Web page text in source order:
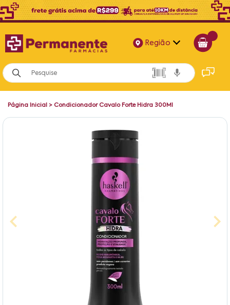
Região
Alagoas
Bahia
Página Inicial > Condicionador Cavalo Forte Hidra 300Ml